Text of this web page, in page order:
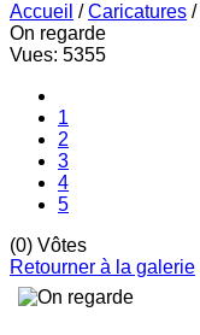
Accueil /Caricatures /
On regarde
Vues: 5355
1
2
3
4
5
(0) Vôtes
Retourner à la galerie